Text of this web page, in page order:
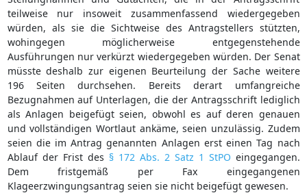
teilweise nur insoweit zusammenfassend wiedergegeben
würden, als sie die Sichtweise des Antragstellers stützten,
wohingegen möglicherweise entgegenstehende
Ausführungen nur verkürzt wiedergegeben würden. Der Senat
müsste deshalb zur eigenen Beurteilung der Sache weitere
196 Seiten durchsehen. Bereits derart umfangreiche
Bezugnahmen auf Unterlagen, die der Antragsschrift lediglich
als Anlagen beigefügt seien, obwohl es auf deren genauen
und vollständigen Wortlaut ankäme, seien unzulässig. Zudem
seien die im Antrag genannten Anlagen erst einen Tag nach
Ablauf der Frist des § 172 Abs. 2 Satz 1 StPO eingegangen.
Dem fristgemäß per Fax eingegangenen
Klageerzwingungsantrag seien sie nicht beigefügt gewesen.